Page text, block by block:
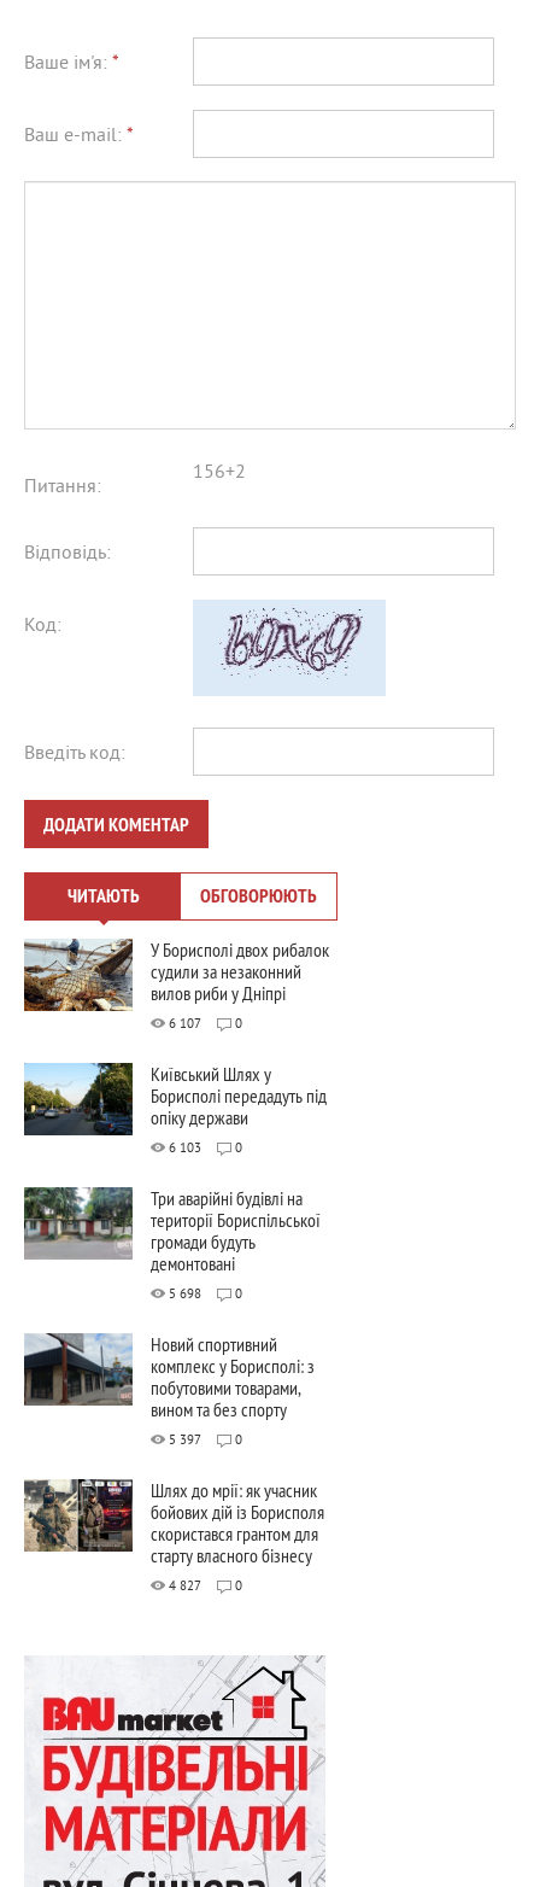
Ваше ім'я: *
Ваш e-mail: *
Питання:
156+2
Відповідь:
Код:
Введіть код:
ДОДАТИ КОМЕНТАР
ЧИТАЮТЬ ОБГОВОРЮЮТЬ
У Борисполі двох рибалок
судили за незаконний
вилов риби у Дніпрі
6 107 0
Київський Шлях у
Борисполі передадуть під
опіку держави
6 103 0
Три аварійні будівлі на
території Бориспільської
громади будуть
демонтовані
5 698 0
Новий спортивний
комплекс у Борисполі: з
побутовими товарами,
вином та без спорту
5 397 0
Шлях до мрії: як учасник
бойових дій із Борисполя
скористався грантом для
старту власного бізнесу
4 827 0